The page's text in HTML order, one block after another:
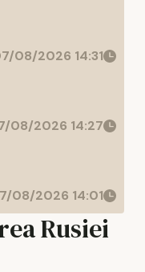
08/2026 14:31
08/2026 14:27
08/2026 14:01
Rusiei